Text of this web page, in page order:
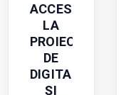
ACCES
LA
PROIECTE
DE
DIGITALIZARE
ȘI